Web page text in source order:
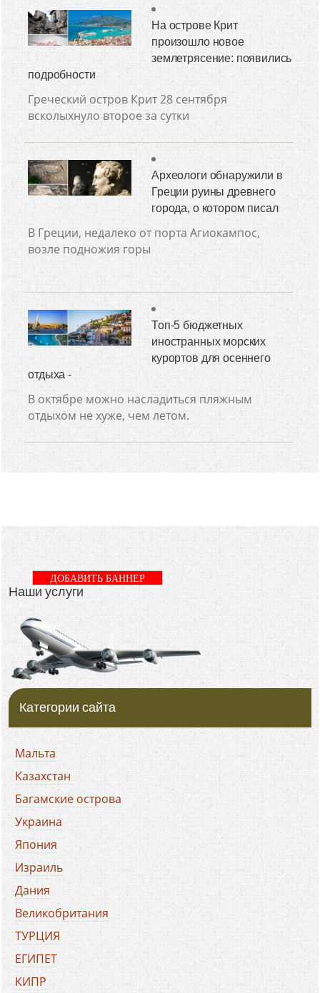
На острове Крит
произошло новое
землетрясение: появились
подробности
Греческий остров Крит 28 сентября
всколыхнуло второе за сутки
Археологи обнаружили в
Греции руины древнего
города, о котором писал
В Греции, недалеко от порта Агиокампос,
возле подножия горы
Топ-5 бюджетных
иностранных морских
курортов для осеннего
отдыха -
В октябре можно насладиться пляжным
отдыхом не хуже, чем летом.
Наши услуги
ДОБАВИТЬ БАННЕР
Категории сайта
Мальта
Казахстан
Багамские острова
Украина
Япония
Израиль
Дания
Великобритания
ТУРЦИЯ
ЕГИПЕТ
КИПР